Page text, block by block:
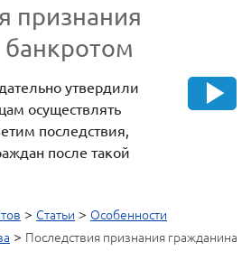
признания
утвердили
осуществлять
последствия,
после такой
> Статьи > Особенности
> Последствия признания гражданина